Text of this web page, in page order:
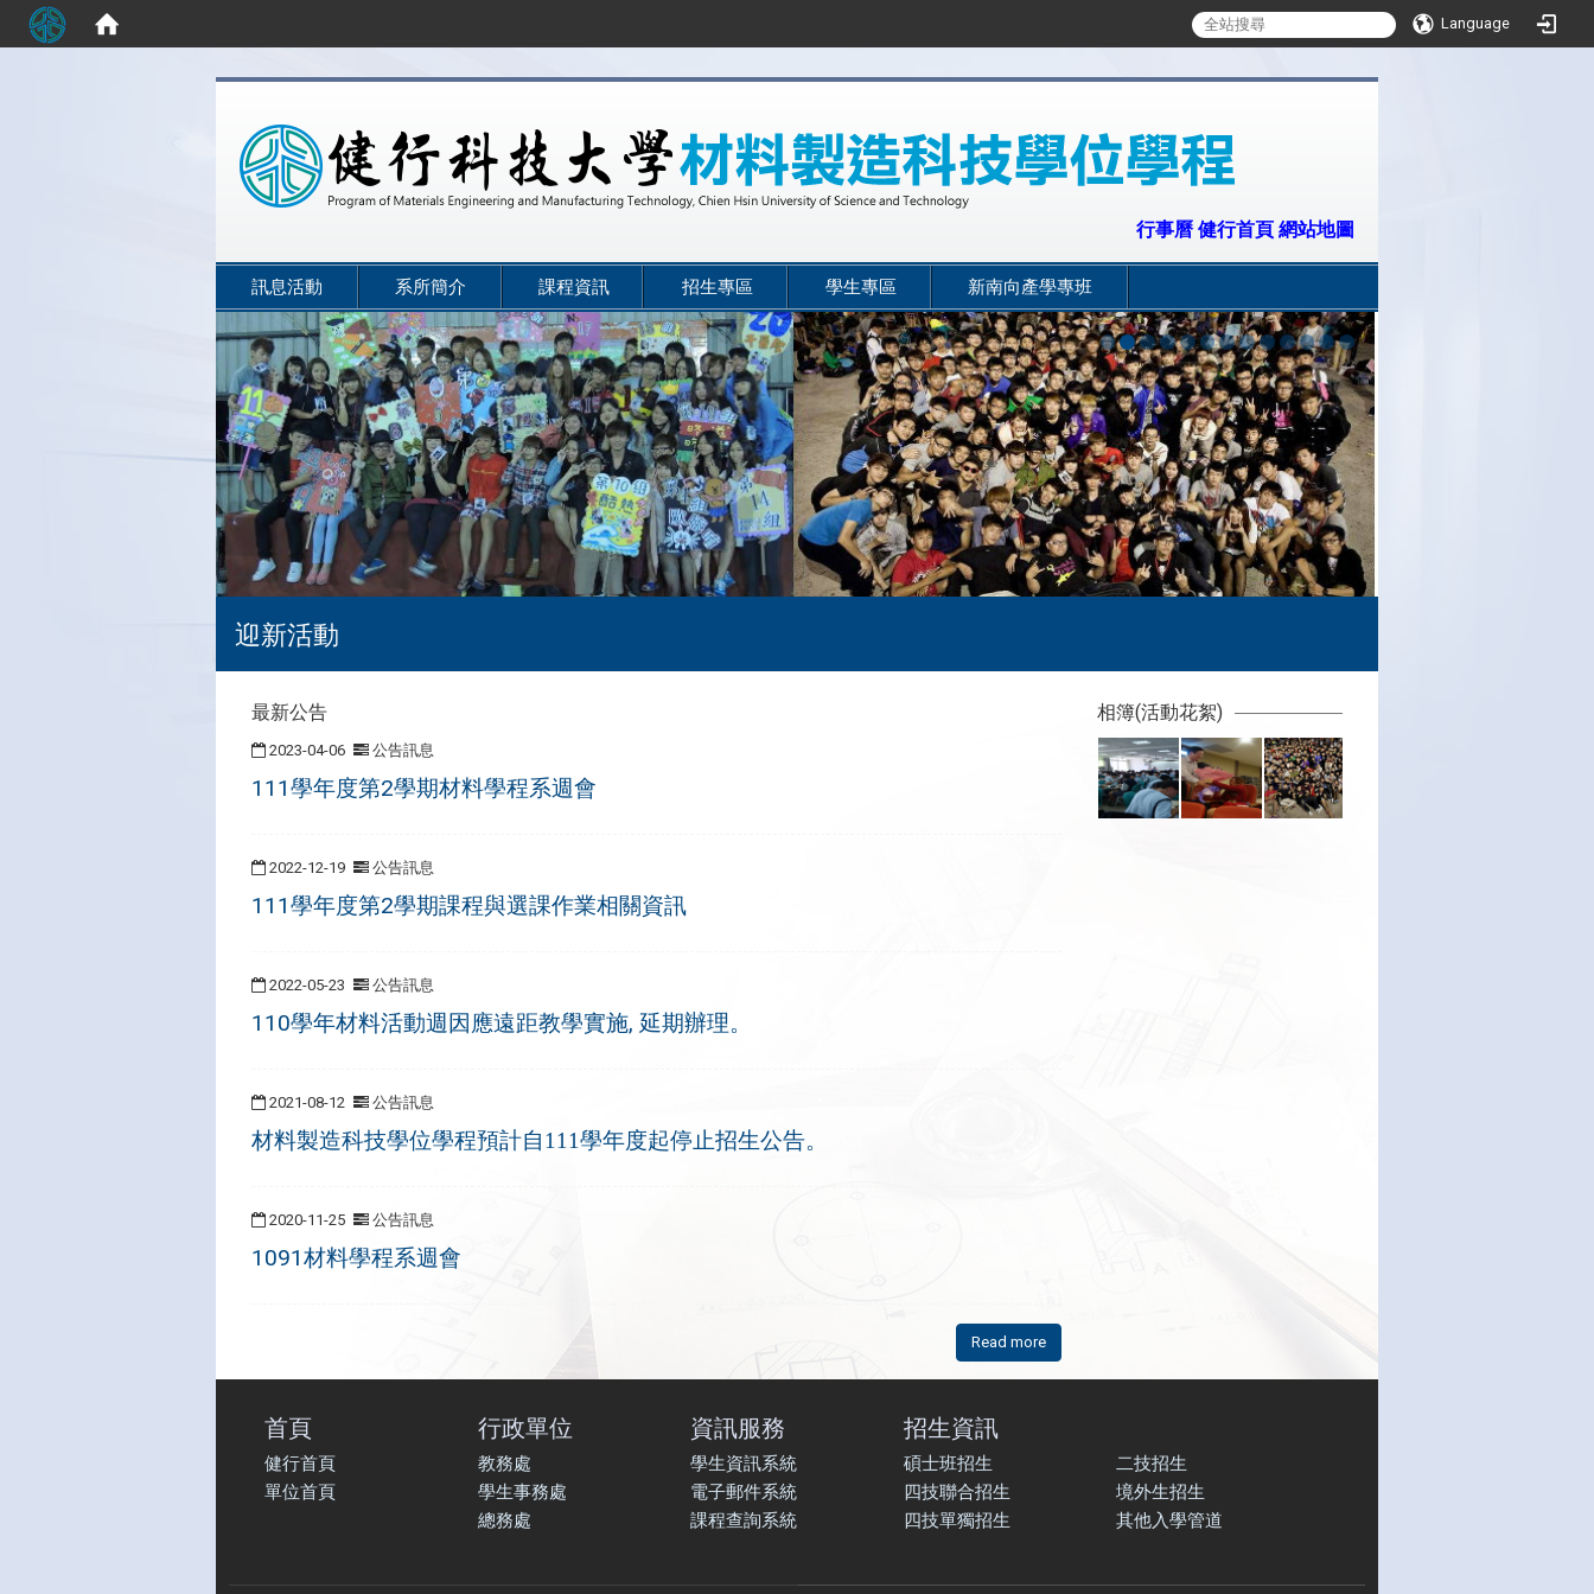
Language
行事曆 健行首頁 網站地圖
訊息活動 系所簡介 課程資訊 招生專區 學生專區 新南向產學專班
迎新活動
最新公告
2023-04-06 公告訊息
111學年度第2學期材料學程系週會
2022-12-19 公告訊息
111學年度第2學期課程與選課作業相關資訊
2022-05-23 公告訊息
110學年材料活動週因應遠距教學實施, 延期辦理。
2021-08-12 公告訊息
材料製造科技學位學程預計自111學年度起停止招生公告。
2020-11-25 公告訊息
1091材料學程系週會
Read more
相簿(活動花絮)
首頁
健行首頁
單位首頁
行政單位
教務處
學生事務處
總務處
資訊服務
學生資訊系統
電子郵件系統
課程查詢系統
招生資訊
碩士班招生
四技聯合招生
四技單獨招生
二技招生
境外生招生
其他入學管道